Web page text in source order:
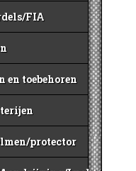
FIA
en toebehoren
protector